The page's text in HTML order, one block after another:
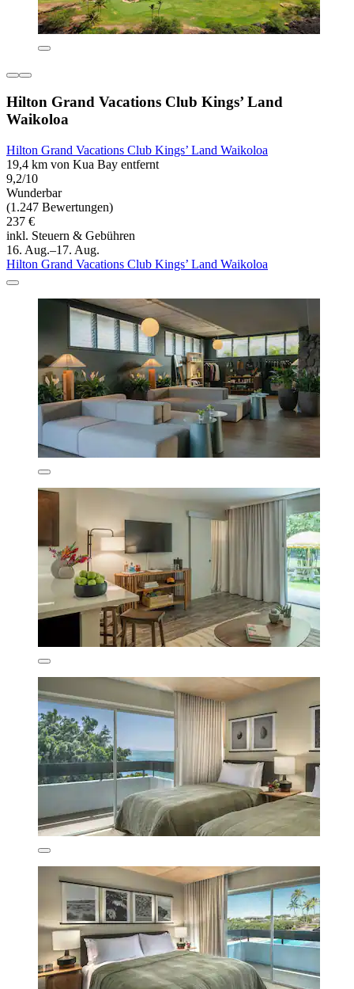
Hilton Grand Vacations Club Kings’ Land
Waikoloa
Hilton Grand Vacations Club Kings’ Land Waikoloa
19,4 km von Kua Bay entfernt
9,2/10
Wunderbar
(1.247 Bewertungen)
237 €
inkl. Steuern & Gebühren
16. Aug.–17. Aug.
Hilton Grand Vacations Club Kings’ Land Waikoloa